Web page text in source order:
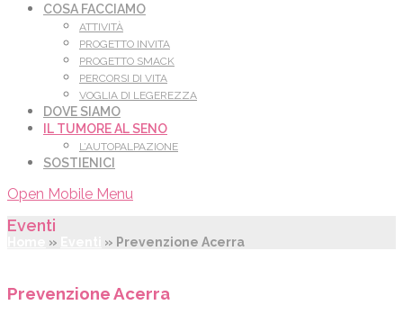
COSA FACCIAMO
ATTIVITÀ
PROGETTO INVITA
PROGETTO SMACK
PERCORSI DI VITA
VOGLIA DI LEGEREZZA
DOVE SIAMO
IL TUMORE AL SENO
L’AUTOPALPAZIONE
SOSTIENICI
Open Mobile Menu
Eventi
» » Prevenzione Acerra
Prevenzione Acerra